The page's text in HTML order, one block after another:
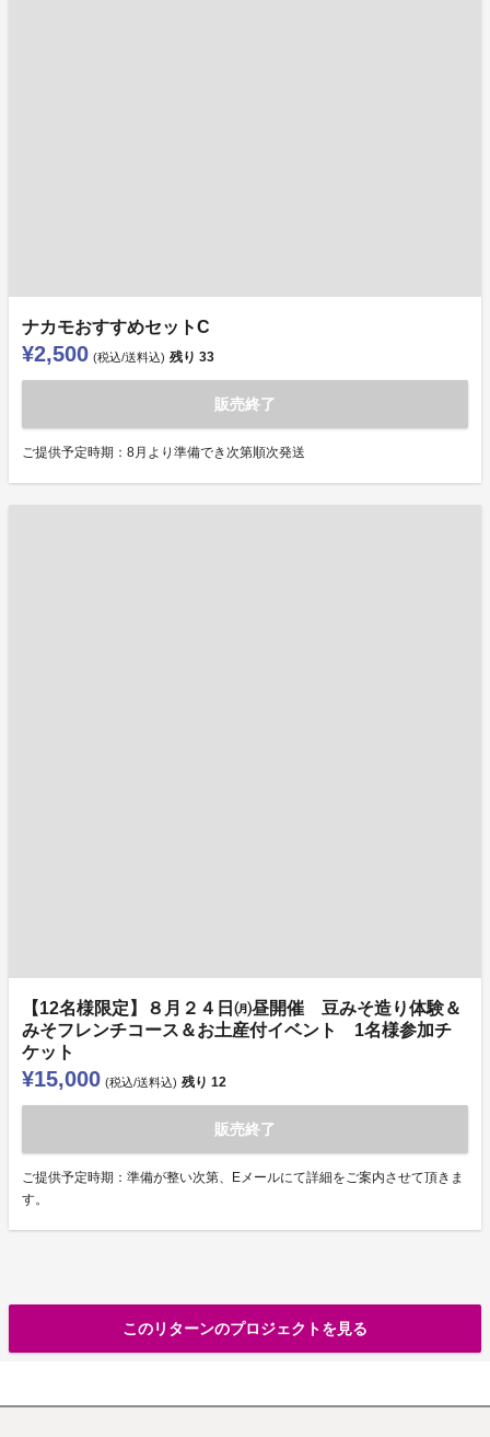
ナカモおすすめセットC
¥2,500 (税込/送料込) 残り 33
販売終了
ご提供予定時期：8月より準備でき次第順次発送
【12名様限定】８月２４日㈪昼開催 豆みそ造り体験＆
みそフレンチコース＆お土産付イベント 1名様参加チ
ケット
¥15,000 (税込/送料込) 残り 12
販売終了
ご提供予定時期：準備が整い次第、Eメールにて詳細をご案内させて頂きま
す。
このリターンのプロジェクトを見る